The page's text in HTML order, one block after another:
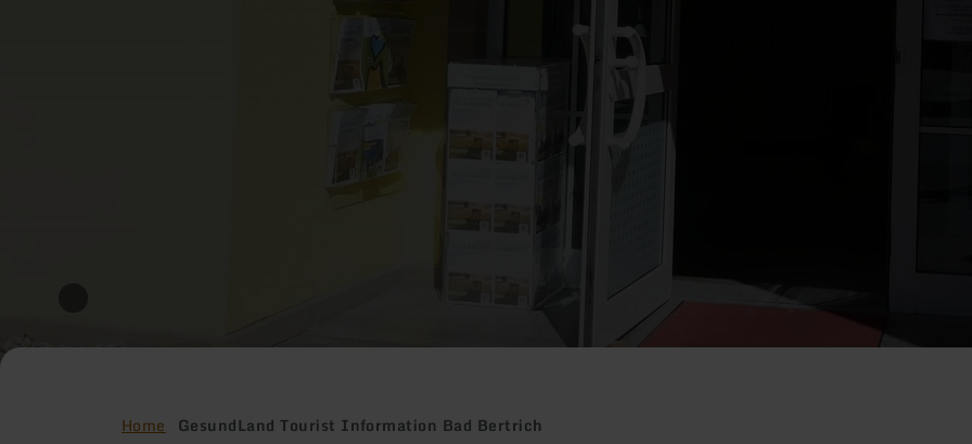
Home GesundLand Tourist Information Bad Bertrich